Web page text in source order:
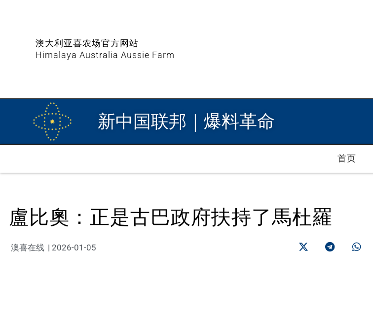
澳大利亚喜农场官方网站
Himalaya Australia Aussie Farm
新中国联邦｜爆料革命
首页
盧比奧：正是古巴政府扶持了馬杜羅
澳喜在线 | 2026-01-05